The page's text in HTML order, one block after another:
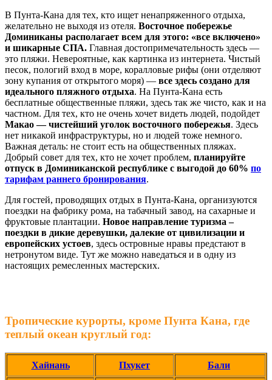
В Пунта-Кана для тех, кто ищет ненапряженного отдыха,
желательно не выходя из отеля. Восточное побережье
Доминиканы располагает всем для этого: «все включено»
и шикарные СПА. Главная достопримечательность здесь —
это пляжи. Невероятные, как картинка из интернета. Чистый
песок, пологий вход в море, коралловые рифы (они отделяют
зону купания от открытого моря) — все здесь создано для
идеального пляжного отдыха. На Пунта-Кана есть
бесплатные общественные пляжи, здесь так же чисто, как и на
частном. Для тех, кто не очень хочет видеть людей, подойдет
Макао — чистейший уголок восточного побережья. Здесь
нет никакой инфраструктуры, но и людей тоже немного.
Важная деталь: не стоит есть на общественных пляжах.
Добрый совет для тех, кто не хочет проблем, планируйте
отпуск в Доминиканской республике с выгодой до 60% по
тарифам раннего бронирования.
Для гостей, проводящих отдых в Пунта-Кана, организуются
поездки на фабрику рома, на табачный завод, на сахарные и
фруктовые плантации. Новое направление туризма –
поездки в дикие деревушки, далекие от цивилизации и
европейских устоев, здесь островные нравы предстают в
нетронутом виде. Тут же можно наведаться и в одну из
настоящих ремесленных мастерских.
Тропические курорты, кроме Пунта Кана, где
теплый океан круглый год:
Хайнань Пхукет Бали